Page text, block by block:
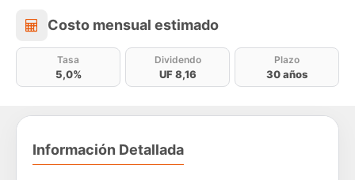
Costo mensual estimado
Costo mensual estimado
Tasa
5,0%
Dividendo
UF 8,16
Plazo
30 años
Información Detallada